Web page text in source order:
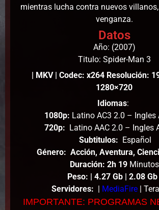
mientras lucha contra nuevos
venganza.
Datos
Año: (2007)
Titulo: Spider-Man 3
| MKV | Codec: x264 Resolución:
1280×720
Idiomas:
1080p: Latino AC3 2.0 – Ingles
720p: Latino AAC 2.0 – Ingles
Subtitulos: Español
Género: Acción, Aventura,
Duración: 2h 19 Minutos
Peso: | 4.27 Gb | 2.08 Gb
Servidores: | MediaFire |
IMPORTANTE: PROGRAMAS